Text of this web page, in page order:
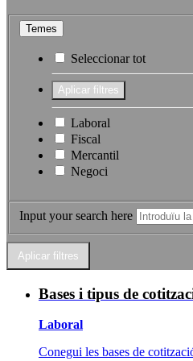
Temes
Seleccionar tot
Laboral
Fiscal
Mercantil
Negoci
Input your search here
Bases i tipus de
Laboral
Conegui les bases de